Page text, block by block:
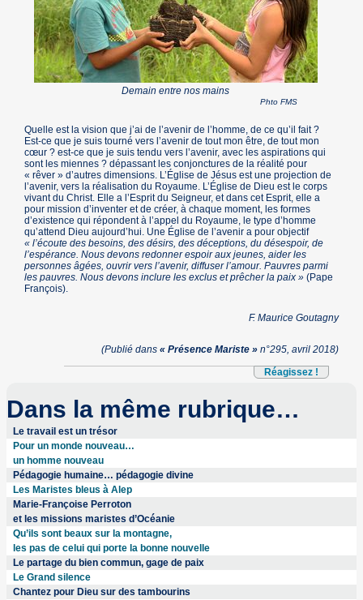
Demain entre nos mains
Phto FMS
Quelle est la vision que j’ai de l’avenir de l’homme, de ce qu’il fait ?
Est-ce que je suis tourné vers l’avenir de tout mon être, de tout mon
cœur ? est-ce que je suis tendu vers l’avenir, avec les aspirations qui
sont les miennes ? dépassant les conjonctures de la réalité pour
« rêver » d’autres dimensions. L’Église de Jésus est une projection de
l’avenir, vers la réalisation du Royaume. L’Église de Dieu est le corps
vivant du Christ. Elle a l’Esprit du Seigneur, et dans cet Esprit, elle a
pour mission d’inventer et de créer, à chaque moment, les formes
d’existence qui répondent à l’appel du Royaume, le type d’homme
qu’attend Dieu aujourd’hui. Une Église de l’avenir a pour objectif
« l’écoute des besoins, des désirs, des déceptions, du désespoir, de
l’espérance. Nous devons redonner espoir aux jeunes, aider les
personnes âgées, ouvrir vers l’avenir, diffuser l’amour. Pauvres parmi
les pauvres. Nous devons inclure les exclus et prêcher la paix » (Pape
François).
F. Maurice Goutagny
(Publié dans « Présence Mariste »n°295, avril 2018)
Réagissez !
Dans la même rubrique…
Le travail est un trésor
Pour un monde nouveau…
un homme nouveau
Pédagogie humaine… pédagogie divine
Les Maristes bleus à Alep
Marie-Françoise Perroton
et les missions maristes d’Océanie
Qu’ils sont beaux sur la montagne,
les pas de celui qui porte la bonne nouvelle
Le partage du bien commun, gage de paix
Le Grand silence
Chantez pour Dieu sur des tambourins